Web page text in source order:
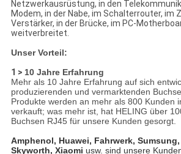
Netzwerkausrüstung, in den
Modem, in der Nabe, im Schalterrouter, im
Verstärker, in der Brücke, im PC-
weitverbreitet.
Unser Vorteil:
1 > 10 Jahre Erfahrung
Mehr als 10 Jahre Erfahrung auf sich
produzierenden und vermarktenden
Produkte werden an mehr als 800 Kunden
verkauft; was mehr ist, hat HELING über
Buchsen RJ45 für unsere Kunden gesorgt.
Amphenol, Huawei, Fahrwerk,
Skyworth, Xiaomi usw. sind unsere